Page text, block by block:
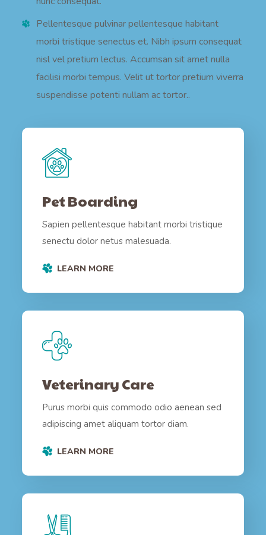
Pellentesque pulvinar pellentesque habitant
morbi tristique senectus et. Nibh ipsum consequat
nisl vel pretium lectus. Accumsan sit amet nulla
facilisi morbi tempus. Velit ut tortor pretium viverra
suspendisse potenti nullam ac tortor..
Pet Boarding
Sapien pellentesque habitant morbi tristique
senectu dolor netus malesuada.
LEARN MORE
Veterinary Care
Purus morbi quis commodo odio aenean sed
adipiscing amet aliquam tortor diam.
LEARN MORE